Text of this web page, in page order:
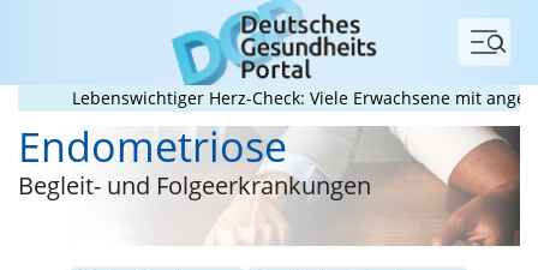
Menü
Lebenswichtiger Herz-Check: Viele Erwachsene mit
Endometriose
Begleit- und Folgeerkrankungen